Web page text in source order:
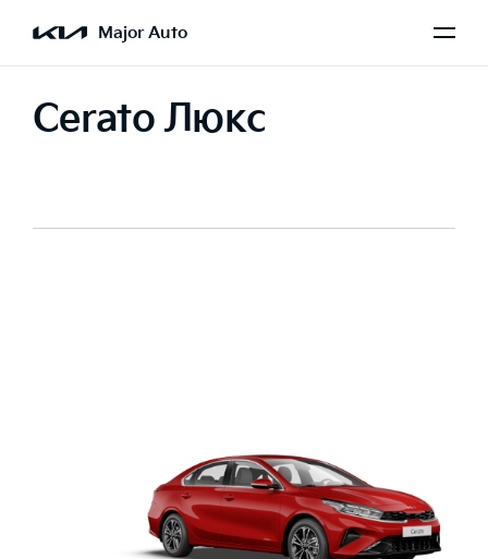
Major Auto
Cerato Люкс